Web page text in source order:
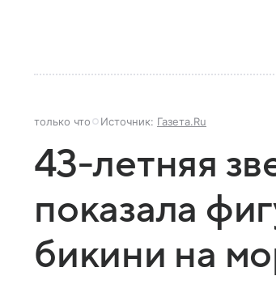
только что Источник: Газета.Ru
43-летняя
показала
бикини на